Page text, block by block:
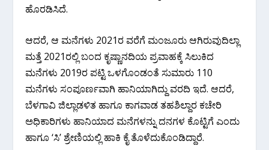
ಹೊರಡಿಸಿದೆ.
ಆದರೆ, ಆ ಮನೆಗಳು 2021ರ ವರೆಗೆ ಮಂಜೂರು ಆಗಿರುವುದಿಲ್ಲಾ
ಮತ್ತೆ 2021ರಲ್ಲಿ ಬಂದ ಕೃಷ್ಣಾನದಿಯ ಪ್ರವಾಹಕ್ಕೆ ಸಿಲುಕಿದ
ಮನೆಗಳು 2019ರ ಪಟ್ಟಿ ಒಳಗೊಂಡಂತೆ ಸುಮಾರು 110
ಮನೆಗಳು ಸಂಪೂರ್ಣವಾಗಿ ಹಾನಿಯಾಗಿದ್ದು ವರದಿ ಇದೆ. ಆದರೆ,
ಬೆಳಗಾವಿ ಜಿಲ್ಲಾಡಳಿತ ಹಾಗೂ ಕಾಗವಾಡ ತಹಶಿಲ್ದಾರ ಕಚೇರಿ
ಅಧಿಕಾರಿಗಳು ಹಾನಿಯಾದ ಮನೆಗಳನ್ನು ದನಗಳ ಕೊಟ್ಟಿಗೆ ಎಂದು
ಹಾಗೂ ‘ಸಿ’ ಶ್ರೇಣಿಯಲ್ಲಿ ಹಾಕಿ ಕೈ ತೊಳೆದುಕೊಂಡಿದ್ದಾರೆ.